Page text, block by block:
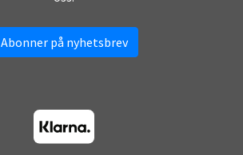
Abonner på nyhetsbrev